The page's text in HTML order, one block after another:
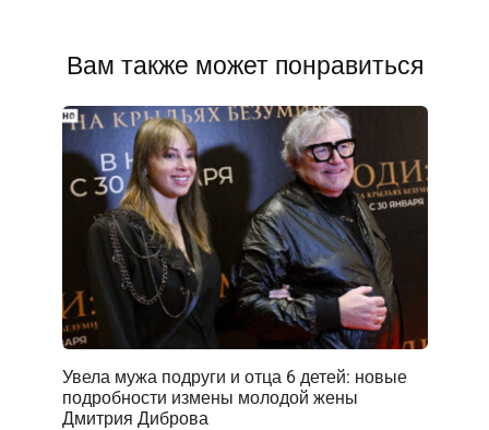
Вам также может понравиться
Увела мужа подруги и отца 6 детей: новые
подробности измены молодой жены
Дмитрия Диброва